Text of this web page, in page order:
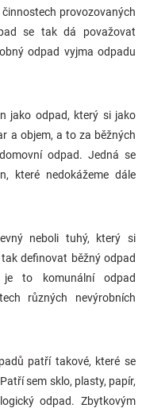
provozovaných
se tak dá považovat
odpad vyjma odpadu
jako odpad, který si jako
a objem, a to za běžných
odpad. Jedná se
které nedokážeme dále
neboli tuhý, který si
definovat běžný odpad
to komunální odpad
různých nevýrobních
patří takové, které se
sem sklo, plasty, papír,
odpad. Zbytkovým